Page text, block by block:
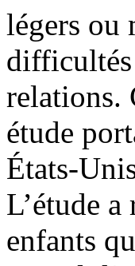
légers ou
difficultés
relations.
étude
États-
L’étude
enfants